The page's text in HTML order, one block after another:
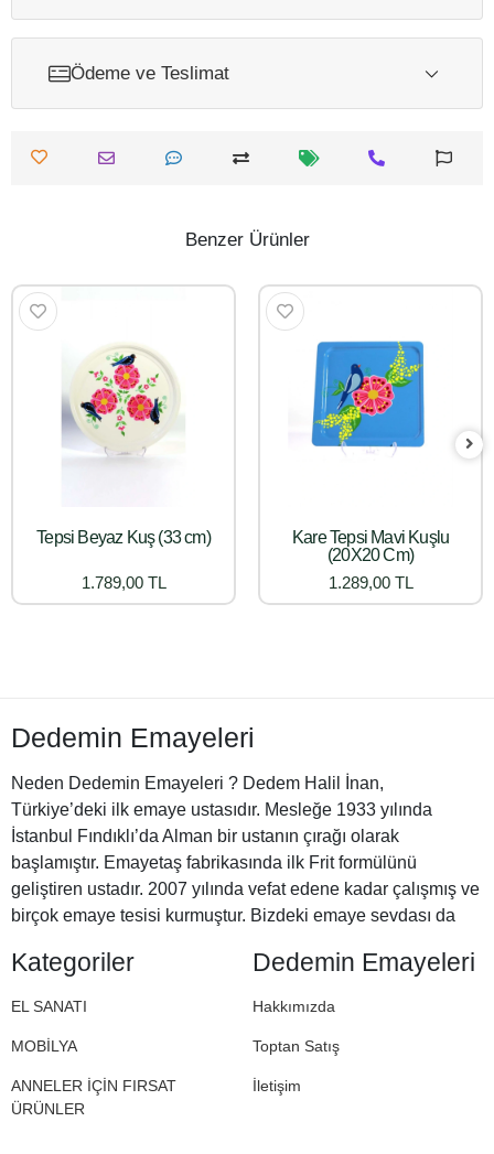
Ödeme ve Teslimat
Benzer Ürünler
Tepsi Beyaz Kuş (33 cm)
1.789,00 TL
Kare Tepsi Mavi Kuşlu
(20X20 Cm)
1.289,00 TL
Dedemin Emayeleri
Neden Dedemin Emayeleri ? Dedem Halil İnan,
Türkiye’deki ilk emaye ustasıdır. Mesleğe 1933 yılında
İstanbul Fındıklı’da Alman bir ustanın çırağı olarak
başlamıştır. Emayetaş fabrikasında ilk Frit formülünü
geliştiren ustadır. 2007 yılında vefat edene kadar çalışmış ve
birçok emaye tesisi kurmuştur. Bizdeki emaye sevdası da
Emayeleri
Kategoriler
EL SANATI
MOBİLYA
ANNELER İÇİN FIRSAT
ÜRÜNLER
Dedemin Emayeleri
Hakkımızda
Toptan Satış
İletişim